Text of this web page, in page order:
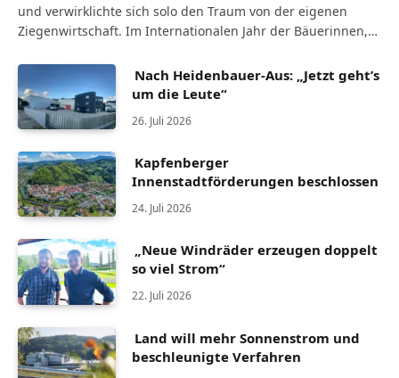
und verwirklichte sich solo den Traum von der eigenen
Ziegenwirtschaft. Im Internationalen Jahr der Bäuerinnen,
Nach Heidenbauer-Aus: „Jetzt geht’s
um die Leute“
26. Juli 2026
Kapfenberger
Innenstadtförderungen beschlossen
24. Juli 2026
„Neue Windräder erzeugen doppelt
so viel Strom“
22. Juli 2026
Land will mehr Sonnenstrom und
beschleunigte Verfahren